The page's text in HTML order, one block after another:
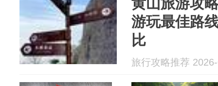
游玩最佳路
比
旅行攻略推荐